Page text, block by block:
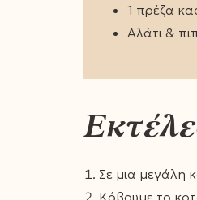
1 πρέζα
Αλάτι &
Σε μια μεγάλη